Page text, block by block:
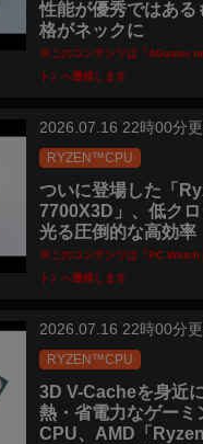
性能が優秀ではある
格がネックに
※このコンテンツは「
ト）へ遷移します
2026.07.16 22時00分
RYZEN™CPU
ついに登場した「
7700X3D」、低ク
光る圧倒的な高効率
※このコンテンツは「PC Watch
ト）へ遷移します
2026.07.16 22時00分
RYZEN™CPU
3D V-Cacheを身近
熱・省電力なゲーミ
CPU、AMD「